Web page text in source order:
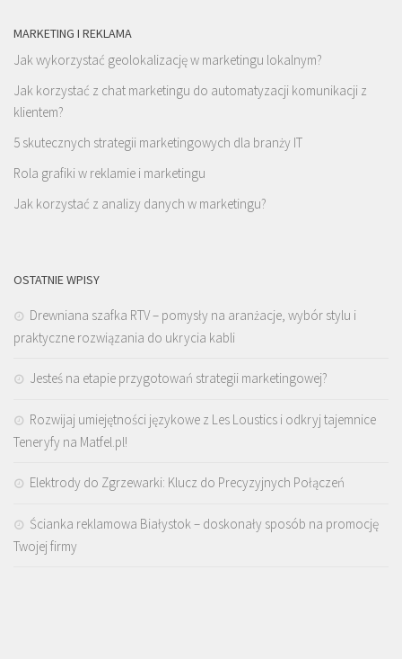
MARKETING I REKLAMA
Jak wykorzystać geolokalizację w marketingu lokalnym?
Jak korzystać z chat marketingu do automatyzacji komunikacji z
klientem?
5 skutecznych strategii marketingowych dla branży IT
Rola grafiki w reklamie i marketingu
Jak korzystać z analizy danych w marketingu?
OSTATNIE WPISY
Drewniana szafka RTV – pomysły na aranżacje, wybór stylu i
praktyczne rozwiązania do ukrycia kabli
Jesteś na etapie przygotowań strategii marketingowej?
Rozwijaj umiejętności językowe z Les Loustics i odkryj tajemnice
Teneryfy na Matfel.pl!
Elektrody do Zgrzewarki: Klucz do Precyzyjnych Połączeń
Ścianka reklamowa Białystok – doskonały sposób na promocję
Twojej firmy